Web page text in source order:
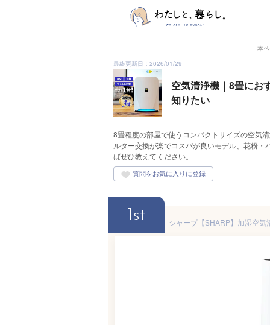
本
最終更新日：2026/01/29
空気清浄機｜8畳にお
知りたい
8畳程度の部屋で使うコンパクトサイズの空気
ルター交換が楽でコスパが良いモデル、花粉
ばぜひ教えてください。
1st